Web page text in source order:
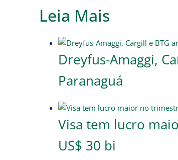
Leia Mais
Dreyfus-Amaggi,
Paranaguá
Visa tem lucro
US$ 30 bi